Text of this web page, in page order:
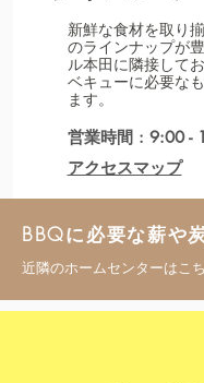
新鮮な食材を取り
のラインナップが
ル本田に隣接して
ベキューに必要な
ます。
営業時間 : 9:00 -
アクセスマップ
BBQに必要な薪や
近隣のホームセンターはこち